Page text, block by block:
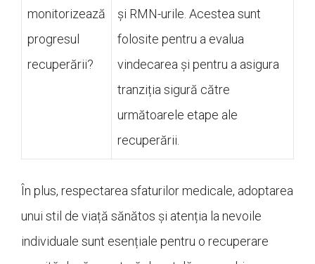
monitorizează
progresul
recuperării?
și RMN-urile. Acestea sunt
folosite pentru a evalua
vindecarea și pentru a asigura
tranziția sigură către
următoarele etape ale
recuperării.
În plus, respectarea sfaturilor medicale, adoptarea
unui stil de viață sănătos și atenția la nevoile
individuale sunt esențiale pentru o recuperare